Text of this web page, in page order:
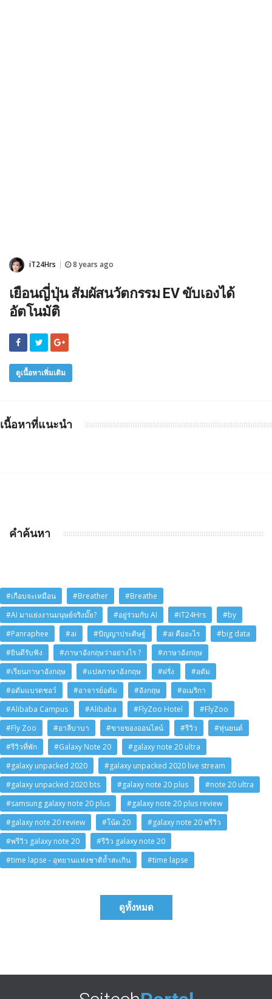
iT24Hrs 8 years ago
เยือนญี่ปุ่น สัมผัสนวัตกรรม EV ขับเองได้
อัตโนมัติ
ดูเนื้อหาเพิ่มเติม
เนื้อหาที่แนะนำ
คำค้นหา
#เกือบจะเหมือน #Breather
#Breathe
#AI มาแย่งงานมนุษย์จริงมั๊ย?
#อยู่ร่วมกับ AI #iT24Hrs
#by
#Panraphee
#ai #ปัญญาประดิษฐ์ #ai คืออะไร
#big data
#ยินดีรับฟัง
#ภาษาอังกฤษว่าอย่างไร ?
#ภาษาอังกฤษ
#เรียนภาษาอังกฤษ
#แปลภาษาอังกฤษ #ฝรั่ง
#อดัม
#อดัมแบรดชอว์
#อาจารย์อดัม #อังกฤษ
#อเมริกา
#Alibaba Campus
#Alibaba #FlyZoo Hotel
#FlyZoo
#Fly Zoo
#อาลีบาบา #ขายของออนไลน์ #รีวิว
#หุ่นยนต์
#รีวิวที่พัก
#Galaxy Note 20
#galaxy note 20 ultra
#galaxy unpacked 2020
#galaxy unpacked 2020 live stream
#galaxy unpacked 2020 bts
#galaxy note 20 plus
#note 20 ultra
#samsung galaxy note 20 plus
#galaxy note 20 plus review
#galaxy note 20 review
#โน้ต 20
#galaxy note 20 พรีวิว
#พรีวิว galaxy note 20
#รีวิว galaxy note 20
#time lapse - อุทยานแห่งชาติถ้ำสะเกิน
#time lapse
ดูทั้งหมด